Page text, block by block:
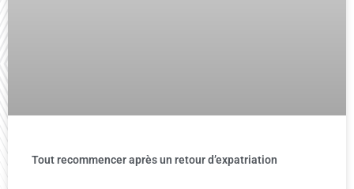
Tout recommencer après un retour d’expatriation